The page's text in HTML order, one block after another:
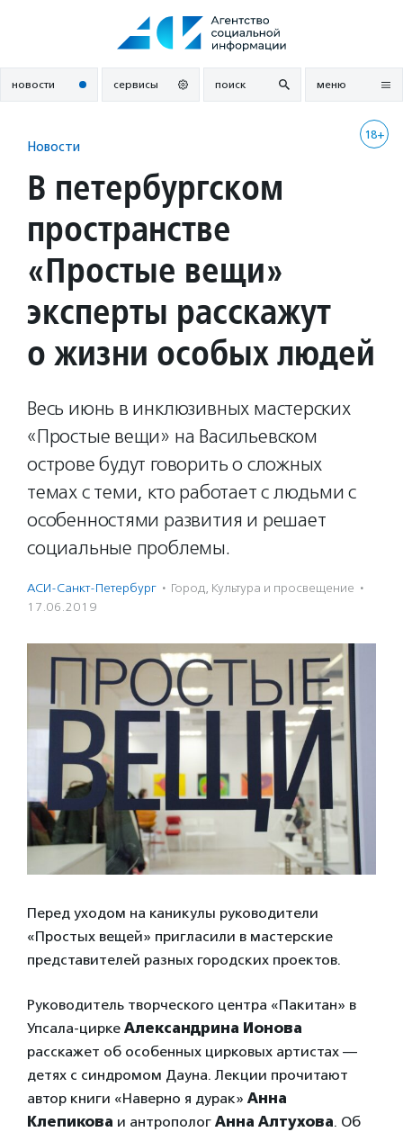
новости сервисы поиск меню
18+
Новости
В петербургском
пространстве
«Простые вещи»
эксперты расскажут
о жизни особых людей
Весь июнь в инклюзивных мастерских
«Простые вещи» на Васильевском
острове будут говорить о сложных
темах с теми, кто работает с людьми с
особенностями развития и решает
социальные проблемы.
АСИ-Санкт-Петербург · Город, Культура и просвещение ·
17.06.2019
Перед уходом на каникулы руководители
«Простых вещей» пригласили в мастерские
представителей разных городских проектов.
Руководитель творческого центра «Пакитан» в
Упсала-цирке Александрина Ионова
расскажет об особенных цирковых артистах —
детях с синдромом Дауна. Лекции прочитают
автор книги «Наверно я дурак» Анна
Клепикова и антрополог Анна Алтухова. Об